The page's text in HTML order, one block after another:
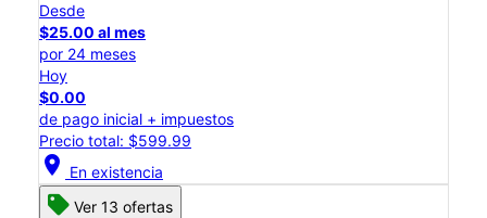
Desde
$25.00 al mes
por 24 meses
Hoy
$0.00
de pago inicial + impuestos
Precio total: $599.99
location_on En existencia
Ver 13 ofertas